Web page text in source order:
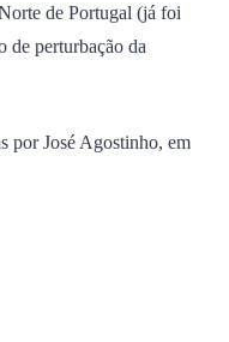
de Portugal (já foi
de perturbação da
por José Agostinho, em